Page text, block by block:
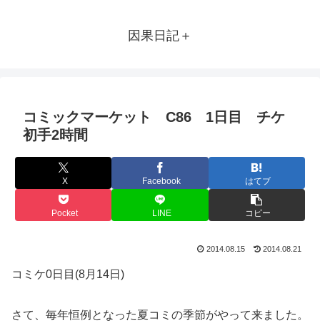
因果日記＋
コミックマーケット C86 1日目 チケ
初手2時間
X Facebook はてブ
Pocket LINE コピー
2014.08.15 2014.08.21
コミケ0日目(8月14日)
さて、毎年恒例となった夏コミの季節がやって来ました。